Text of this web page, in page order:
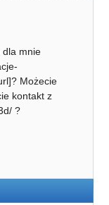
dla mnie
Możecie
kontakt z
?